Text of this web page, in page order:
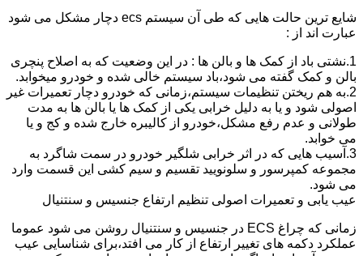
شایع ترین حالت هایی که طی آن سیستم ecs دچار مشکل می شود
عبارت اند از :
1.نشتی باد از کمک ها و بالن ها : در این وضعیت که به اصلاح پنچری
بالن و کمک گفته می شود،باد سیستم خالی شده و خودرو میخوابد.
2.به هم ریختن تنظیمات سیستم،زمانی که خودرو دچار تعمیرات غیر
اصولی شود و یا به دلیل خرابی یکی از کمک ها یا بالن ها به مدت
طولانی و عدم رفع مشکل،خودرو از کالیبره خارج شده و کج و یا
می خوابد.
3.آسیب هایی که در اثر خرابی شلگیر خودرو در سمت شاگرد به
مجموعه کمپرسور و سلونویید تقسیم و سیم کشی این قسمت وارد
می شود.
عیب یابی و تعمیرات اصولی تنظیم ارتفاع جنسیس و سنتنیال
زمانی که چراغ ECS در جنسیس و سنتنیال روشن می شود عموما
عملکرد دکمه های تغییر ارتفاع از کار می افتد،برای شناسایی عیب